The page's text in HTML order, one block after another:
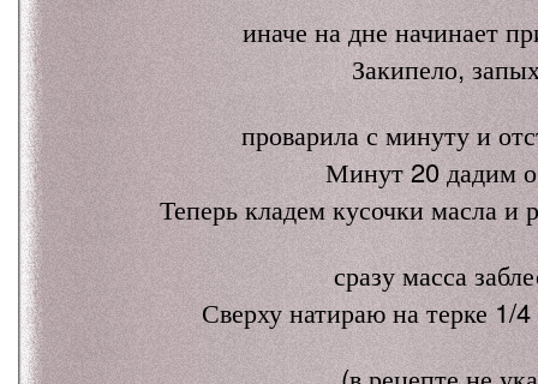
иначе на дне начинает
Закипело,
проварила с минуту и
Минут 20 дадим
Теперь кладем кусочки масла
сразу масса
Сверху натираю на терке 1/